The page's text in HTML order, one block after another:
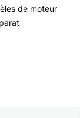
de moteur